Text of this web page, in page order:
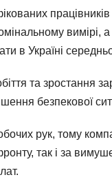
в Україні
та зростання
безпекової
рук, тому
так і за